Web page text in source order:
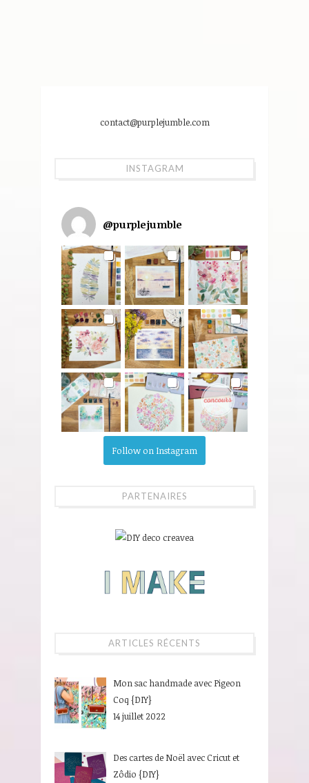
contact@purplejumble.com
INSTAGRAM
@purplejumble
Follow on Instagram
PARTENAIRES
ARTICLES RÉCENTS
Mon sac handmade avec Pigeon
Coq {DIY}
14 juillet 2022
Des cartes de Noël avec Cricut et
Zôdio {DIY}